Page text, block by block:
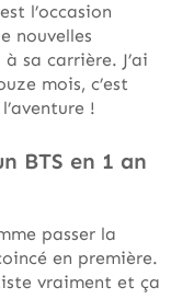
l’occasion
nouvelles
sa carrière. J’ai
mois, c’est
!
BTS en 1 an
passer la
en première.
vraiment et ça